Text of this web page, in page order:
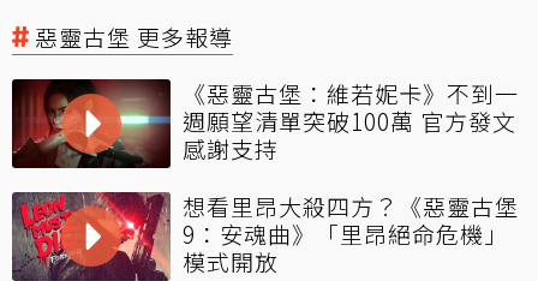
惡靈古堡 更多報導
《惡靈古堡：維若妮卡》不到一
週願望清單突破100萬 官方發文
感謝支持
想看里昂大殺四方？《惡靈古堡
9：安魂曲》「里昂絕命危機」
模式開放